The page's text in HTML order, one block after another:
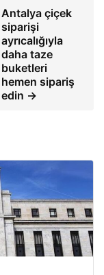
Antalya çiçek
siparişi
ayrıcalığıyla
daha taze
buketleri
hemen sipariş
edin →